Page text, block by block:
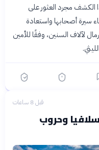
مجرد العثور على
سيرة أصحابها واستعادة
لآلاف السنين، وفقًا للأمين
قبل 8 ساعات
وحروب